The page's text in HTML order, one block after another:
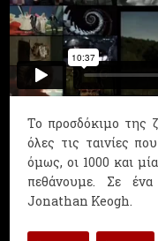
Το προσδόκιμο της
όλες τις ταινίες
όμως, οι 1000 και
πεθάνουμε. Σε
Jonathan Keogh.